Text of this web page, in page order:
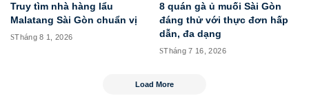
Truy tìm nhà hàng lẩu
Malatang Sài Gòn chuẩn vị
Tháng 8 1, 2026
8 quán gà ủ muối Sài Gòn
đáng thử với thực đơn hấp
dẫn, đa dạng
Tháng 7 16, 2026
Load More